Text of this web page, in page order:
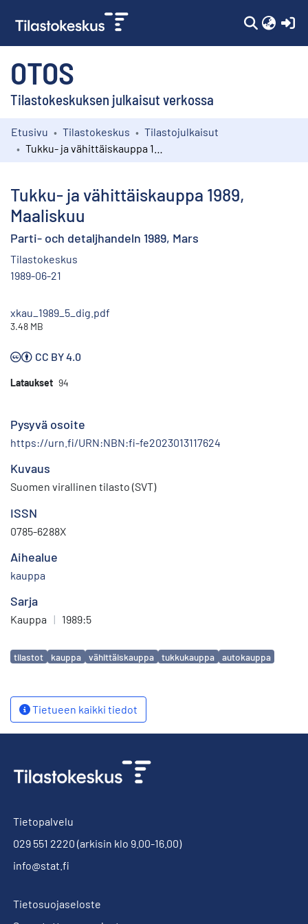
OTOS
Tilastokeskuksen julkaisut verkossa
Kokoelmat
Etusivu Tilastokeskus
Tilastojulkaisut
Tukku- ja vähittäiskauppa 1989,
Maaliskuu
Parti- och detaljhandeln 1989, Mars
Tilastokeskus
1989-06-21
xkau_1989_5_dig.pdf
3.48 MB
CC BY 4.0
Lataukset 94
Pysyvä osoite
https://urn.fi/URN:NBN:fi-fe2023013117624
Kuvaus
Suomen virallinen tilasto (SVT)
ISSN
0785-6288X
Aihealue
kauppa
Sarja
Kauppa | 1989:5
Avainsanat
tilastot kauppa vähittäiskauppa tukkukauppa autokauppa
Tietueen kaikki tiedot
Tietopalvelu
029 551 2220 (arkisin klo 9.00-16.00)
info@stat.fi
Tietosuojaseloste